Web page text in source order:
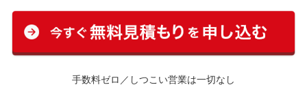
手数料ゼロ／しつこい営業は一切なし